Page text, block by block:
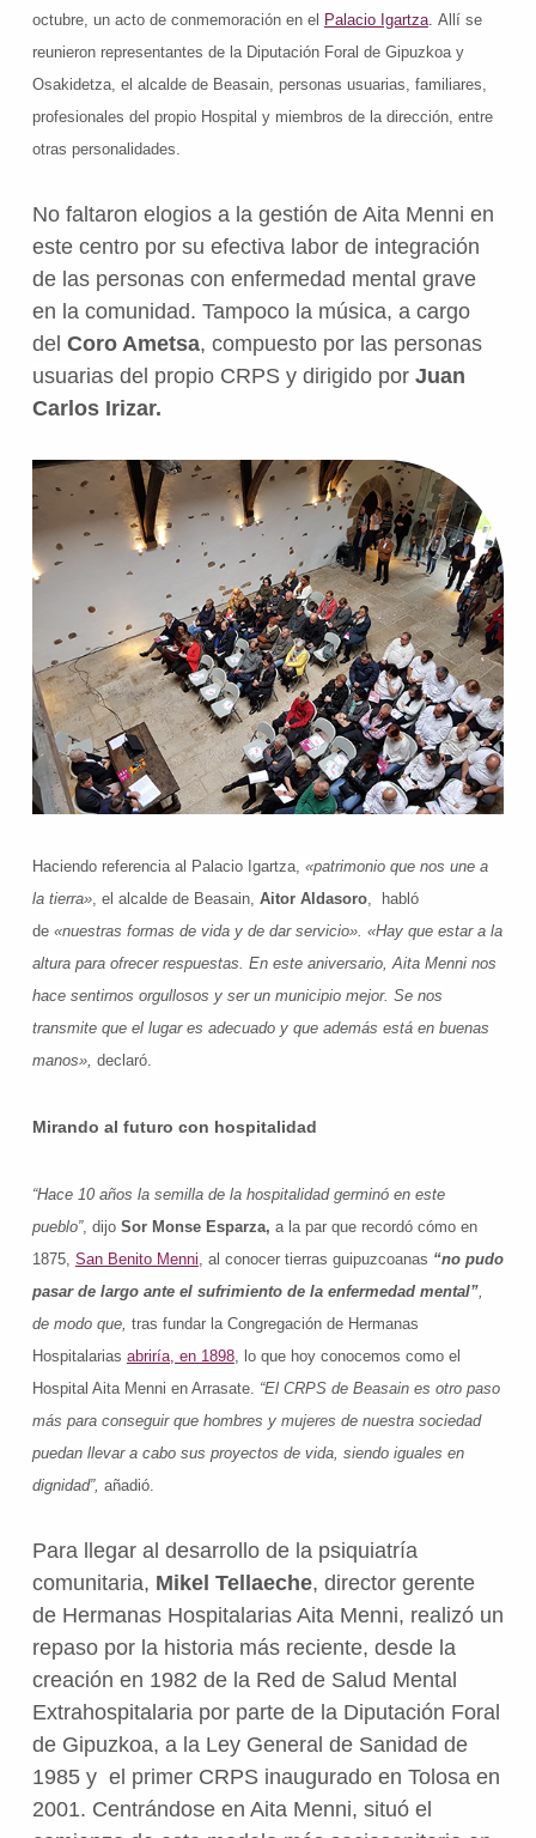
octubre, un acto de conmemoración en el Palacio Igartza. Allí se
reunieron representantes de la Diputación Foral de Gipuzkoa y
Osakidetza, el alcalde de Beasain, personas usuarias, familiares,
profesionales del propio Hospital y miembros de la dirección, entre
otras personalidades.
No faltaron elogios a la gestión de Aita Menni en
este centro por su efectiva labor de integración
de las personascon enfermedad mental grave
en la comunidad. Tampoco la música, a cargo
del Coro Ametsa, compuesto por las personas
usuarias del propio CRPS y dirigido por Juan
Carlos Irizar.
Haciendo referencia al Palacio Igartza, «patrimonio que nos une a
la tierra», el alcalde de Beasain, Aitor Aldasoro, habló
de «nuestras formas de vida y de dar servicio». «Hay que estar a la
altura para ofrecer respuestas. En este aniversario, Aita Menni nos
hace sentirnos orgullosos y ser un municipio mejor. Se nos
transmite que el lugar es adecuado y que además está en buenas
manos», declaró.
Mirando al futuro con hospitalidad
“Hace 10 años la semilla de la hospitalidad germinó en este
pueblo”, dijo Sor Monse Esparza, a la par que recordó cómo en
1875, San Benito Menni, al conocer tierras guipuzcoanas “no pudo
pasar de largo ante el sufrimiento de la enfermedad mental”,
de modo que, tras fundar la Congregación de Hermanas
Hospitalarias abriría, en 1898, lo que hoy conocemos como el
Hospital Aita Menni en Arrasate. “El CRPS de Beasain es otro paso
más para conseguir que hombres y mujeres de nuestra sociedad
puedan llevar a cabo sus proyectos de vida, siendo iguales en
dignidad”, añadió.
Para llegar al desarrollo de la psiquiatría
comunitaria, Mikel Tellaeche, director gerente
de Hermanas Hospitalarias Aita Menni, realizó un
repaso por la historia más reciente, desde la
creación en 1982 de la Red de Salud Mental
Extrahospitalaria por parte de la Diputación Foral
de Gipuzkoa, a la Ley General de Sanidad de
1985 y el primer CRPS inaugurado en Tolosa en
2001. Centrándose en Aita Menni, situó el